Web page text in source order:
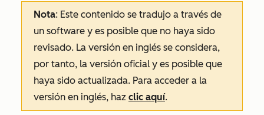
Nota: Este contenido se tradujo a través de
un software y es posible que no haya sido
revisado. La versión en inglés se considera,
por tanto, la versión oficial y es posible que
haya sido actualizada. Para acceder a la
versión en inglés, haz clic aquí.